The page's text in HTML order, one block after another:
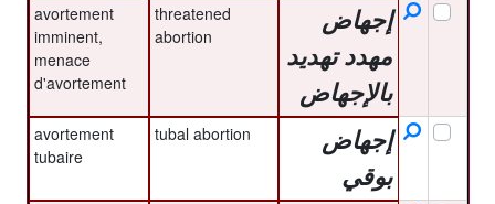
إجهاض
مهدد تهديد
بالإجهاض
threatened
abortion
avortement
imminent,
menace
d'avortement
إجهاض
بوقي
tubal abortion
avortement
tubaire